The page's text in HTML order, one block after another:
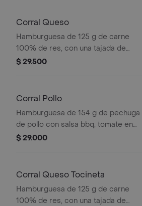
Corral Queso
Hamburguesa de 125 g de carne
100% de res, con una tajada de
queso tipo mozzarella, tomate en
mostaza
$ 29.500
Corral Pollo
Hamburguesa de 154 g de pechuga
de pollo con salsa bbq, tomate en
rodajas, cebolla en rodajas, lechuga y
$ 29.000
Corral Queso Tocineta
Hamburguesa de 125 g de carne
100% de res, con una tajada de